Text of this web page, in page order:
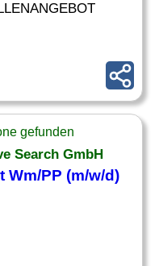
gefunden
Search GmbH
Wm/PP (m/w/d)